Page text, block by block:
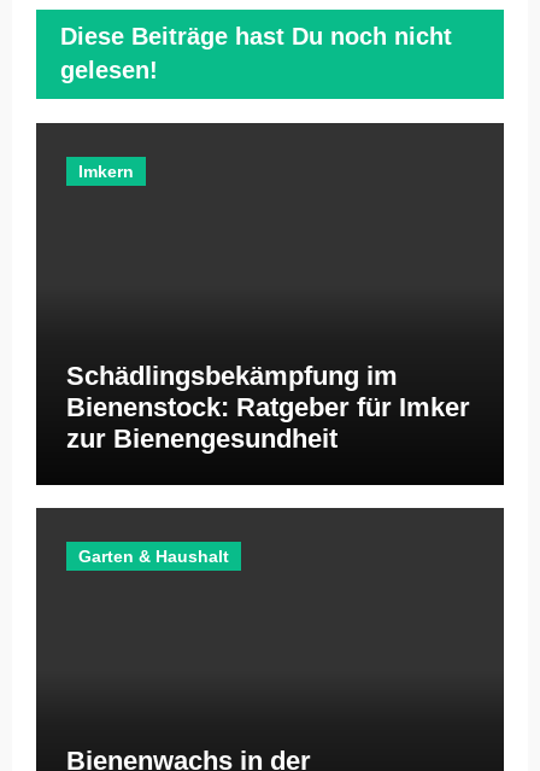
Diese Beiträge hast Du noch nicht
gelesen!
Imkern
Schädlingsbekämpfung im
Bienenstock: Ratgeber für Imker
zur Bienengesundheit
Garten & Haushalt
Bienenwachs in der